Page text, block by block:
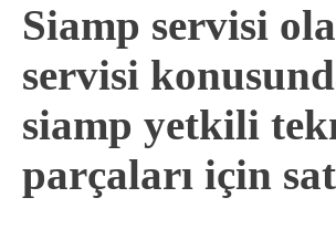
Siamp servisi
servisi
siamp yetkili
parçaları için